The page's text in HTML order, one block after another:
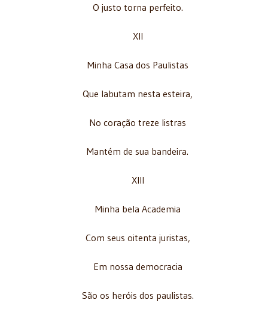
O justo torna perfeito.
XII
Minha Casa dos Paulistas
Que labutam nesta esteira,
No coração treze listras
Mantém de sua bandeira.
XIII
Minha bela Academia
Com seus oitenta juristas,
Em nossa democracia
São os heróis dos paulistas.